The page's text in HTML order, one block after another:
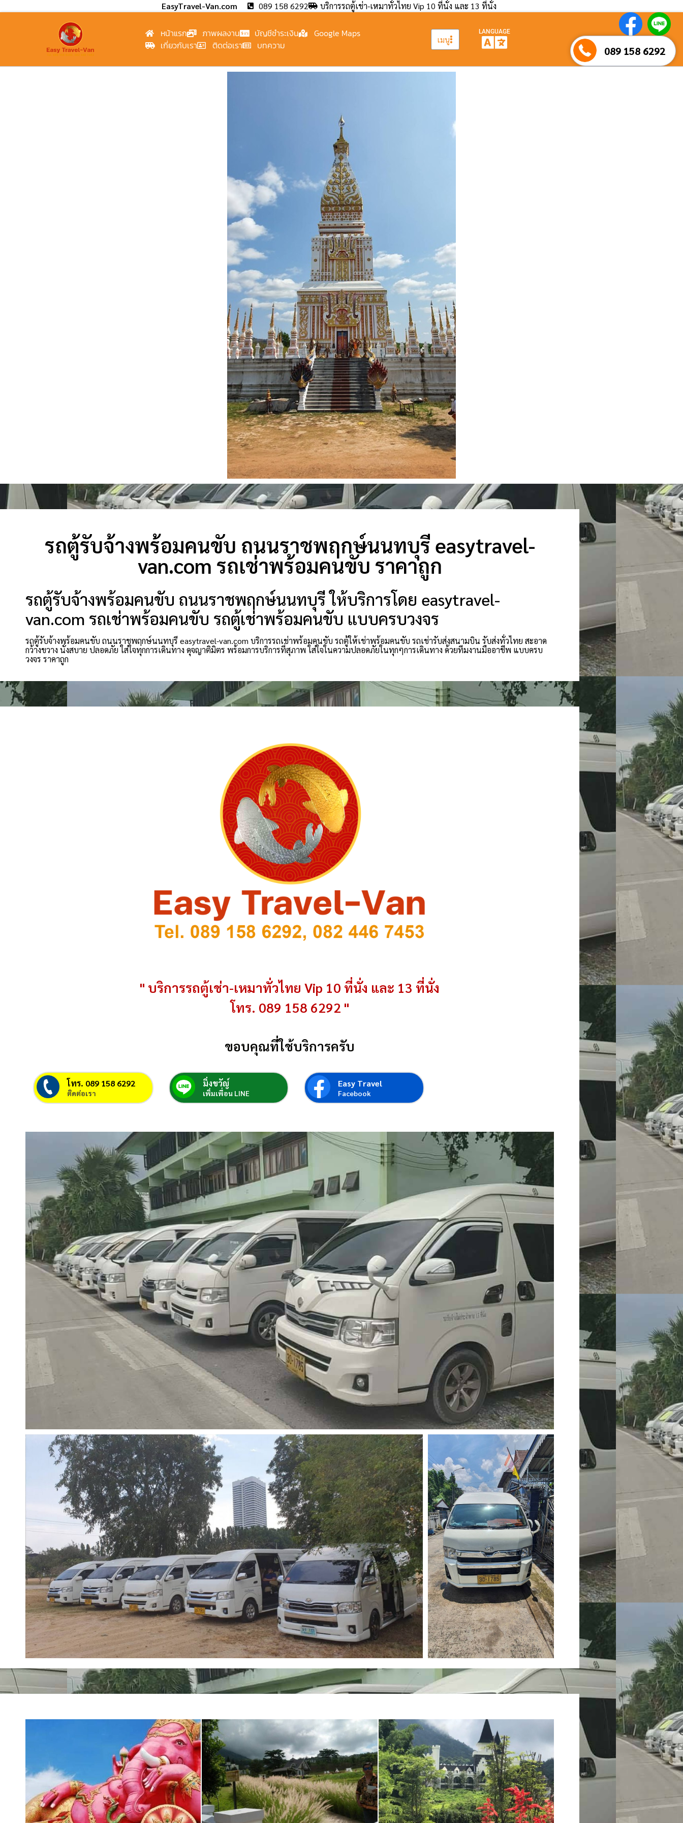
EasyTravel-Van.com 089 158 6292 บริการรถตู้เช่า-เหมาทั่วไทย Vip 10 ที่นั่ง และ 13 ที่นั่ง
หน้าแรก ภาพผลงาน บัญชีชำระเงิน
Google Maps
เกี่ยวกับเรา
ติดต่อเรา บทความ เมนู
LANGUAGE
089 158 6292
รถตู้รับจ้างพร้อมคนขับ ถนนราชพฤกษ์นนทบุรี easytravel-
van.com รถเช่าพร้อมคนขับ ราคาถูก
รถตู้รับจ้างพร้อมคนขับ ถนนราชพฤกษ์นนทบุรี ให้บริการโดย easytravel-
van.com รถเช่าพร้อมคนขับ รถตู้เช่าพร้อมคนขับ แบบครบวงจร
รถตู้รับจ้างพร้อมคนขับ ถนนราชพฤกษ์นนทบุรี easytravel-van.com บริการรถเช่าพร้อมคนขับ รถตู้ให้เช่าพร้อมคนขับ รถเช่ารับส่งสนามบิน รับส่งทั่วไทย สะอาด
กว้างขวาง นั่งสบาย ปลอดภัย ใส่ใจทุกการเดินทาง ดุจญาติมิตร พร้อมการบริการที่สุภาพ ใส่ใจในความปลอดภัยในทุกๆการเดินทาง ด้วยทีมงานมืออาชีพ แบบครบ
วงจร ราคาถูก
" บริการรถตู้เช่า-เหมาทั่วไทย Vip 10 ที่นั่ง และ 13 ที่นั่ง
โทร. 089 158 6292 "
ขอบคุณที่ใช้บริการครับ
โทร. 089 158 6292
ติดต่อเรา
มิ่งขวัญ์
เพิ่มเพื่อน LINE
Easy Travel
Facebook